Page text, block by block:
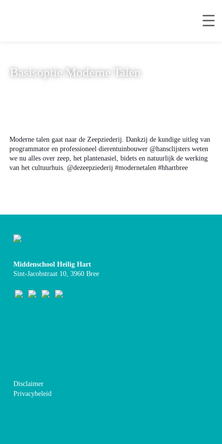
Basisoptie Moderne Talen
Moderne talen gaat naar de Zeepziederij. Dankzij de kundige uitleg van
programmator en professioneel dierentuinbouwer @hansclijsters weten
we nu alles over zeep, het plantenasiel, bidets en natuurlijk de werking
van het cultuurhuis. @dezeepziederij #modernetalen #hhartbree
Middenschool Heilig Hart
Sint-Jacobstraat 10, 3960 Bree
Disclaimer
Privacybeleid